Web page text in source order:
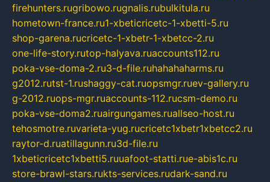
firehunters.rugribowo.rugnalis.rubulkitula.ru
hometown-france.ru1-xbeticricetc-1-xbetti-5.ru
shop-garena.rucricetc-1-xbetr-1-xbetcc-2.ru
one-life-story.rutop-halyava.ruaccounts112.ru
poka-vse-doma-2.ru3-d-file.ruhahahaharms.ru
g2012.rutst-1.rushaggy-cat.ruopsmgr.ruev-gallery.ru
g-2012.ruops-mgr.ruaccounts-112.rucsm-demo.ru
poka-vse-doma2.ruairgungames.ruallseo-host.ru
tehosmotre.ruvarieta-yug.rucricetc1xbetr1xbetcc2.ru
raytor-d.ruatillagunn.ru3d-file.ru
1xbeticricetc1xbetti5.ruuafoot-statti.rue-abis1c.ru
store-brawl-stars.rukts-services.rudark-sand.ru